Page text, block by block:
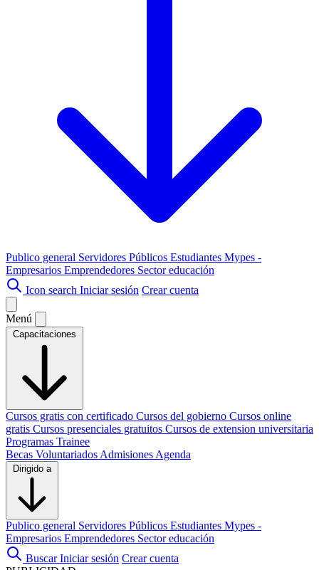
Publico general Servidores Públicos Estudiantes Mypes -
Empresarios Emprendedores Sector educación
Icon search Iniciar sesión Crear cuenta
Menú
Capacitaciones
Cursos gratis con certificado Cursos del gobierno Cursos online
gratis Cursos presenciales gratuitos Cursos de extension universitaria
Programas Trainee
Becas Voluntariados Admisiones Agenda
Dirigido a
Publico general Servidores Públicos Estudiantes Mypes -
Empresarios Emprendedores Sector educación
Buscar Iniciar sesión Crear cuenta